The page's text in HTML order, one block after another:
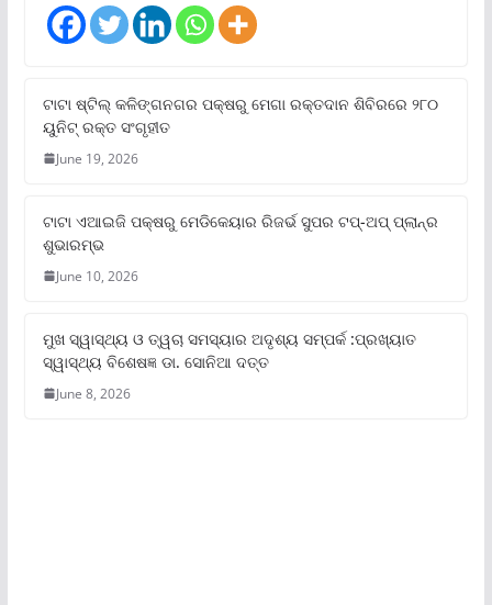
ଟାଟା ଷ୍ଟିଲ୍‌ କଳିଙ୍ଗନଗର ପକ୍ଷରୁ ମେଗା ରକ୍ତଦାନ ଶିବିରରେ ୨୮୦
ୟୁନିଟ୍‌ ରକ୍ତ ସଂଗୃହୀତ
June 19, 2026
ଟାଟା ଏଆଇଜି ପକ୍ଷରୁ ମେଡିକେୟାର ରିଜର୍ଭ ସୁପର ଟପ୍‌-ଅପ୍ ପ୍ଲାନ୍‌ର
ଶୁଭାରମ୍ଭ
June 10, 2026
ମୁଖ ସ୍ୱାସ୍ଥ୍ୟ ଓ ତ୍ୱଚା ସମସ୍ୟାର ଅଦୃଶ୍ୟ ସମ୍ପର୍କ :ପ୍ରଖ୍ୟାତ
ସ୍ୱାସ୍ଥ୍ୟ ବିଶେଷଜ୍ଞ ଡା. ସୋନିଆ ଦତ୍ତ
June 8, 2026